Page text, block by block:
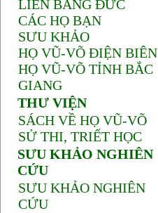
LIÊN BANG ĐỨC
CÁC HỌ BẠN
SƯU KHẢO
HỌ VŨ-VÕ ĐIỆN BIÊN
HỌ VŨ-VÕ TỈNH BẮC
GIANG
THƯ VIỆN
SÁCH VỀ HỌ VŨ-VÕ
SỬ THI, TRIẾT HỌC
SƯU KHẢO NGHIÊN
CỨU
SƯU KHẢO NGHIÊN
CỨU